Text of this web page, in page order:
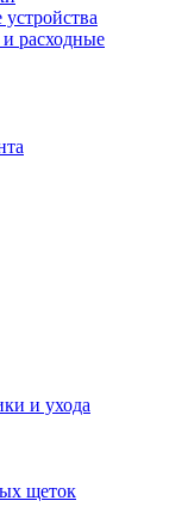
расходные
и ухода
щеток